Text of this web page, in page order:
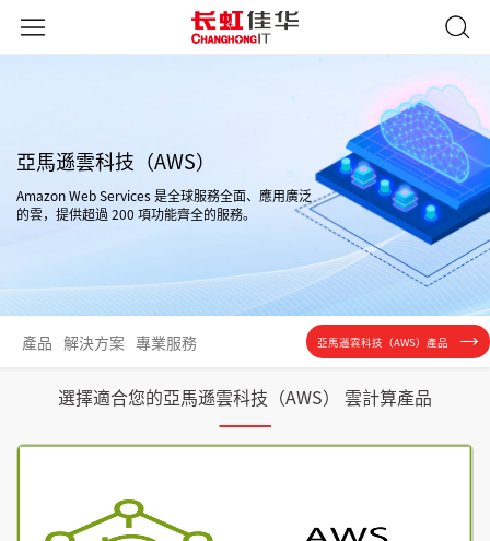
亞馬遜雲科技（AWS）
Amazon Web Services 是全球服務全面、應用廣泛
的雲，提供超過 200 項功能齊全的服務。
產品 解決方案 專業服務 亞馬遜雲科技（AWS）產品
選擇適合您的亞馬遜雲科技（AWS） 雲計算產品